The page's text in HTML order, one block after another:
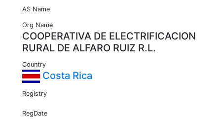
AS Name
Org Name
COOPERATIVA DE ELECTRIFICACION
RURAL DE ALFARO RUIZ R.L.
Country
Costa Rica
Registry
RegDate